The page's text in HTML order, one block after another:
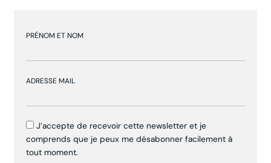
PRÉNOM ET NOM
ADRESSE MAIL
J’accepte de recevoir cette newsletter et je
comprends que je peux me désabonner facilement à
tout moment.